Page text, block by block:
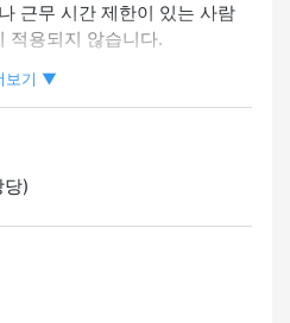
지원, 안내
동하고 있습니다
팔
근무 시간 제한이 있는 사람
적용되지 않습니다.
보기 ▼
)